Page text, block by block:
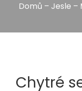
Domů – Jesle –
Chytré